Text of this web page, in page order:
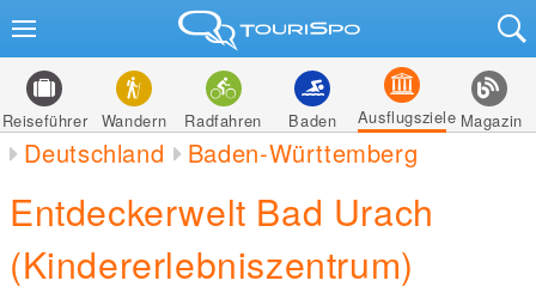
Reiseführer Wandern Radfahren Baden Ausflugsziele Magazin
Deutschland Baden-Württemberg
Entdeckerwelt Bad Urach
(Kindererlebniszentrum)